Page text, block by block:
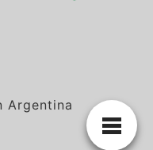
Argentina